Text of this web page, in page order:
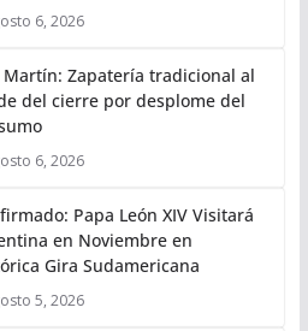
6, 2026
Martín: Zapatería tradicional al
del cierre por desplome del
6, 2026
Papa León XIV Visitará
en Noviembre en
Gira Sudamericana
5, 2026